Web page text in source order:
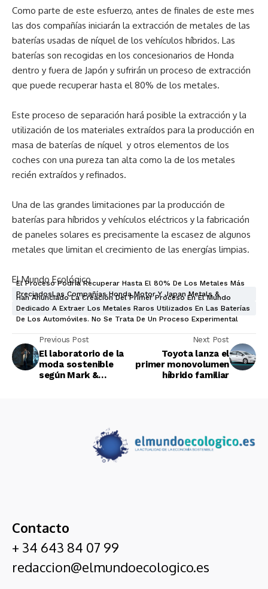
Como parte de este esfuerzo, antes de finales de este mes
las dos compañías iniciarán la extracción de metales de las
baterías usadas de níquel de los vehículos híbridos. Las
baterías son recogidas en los concesionarios de Honda
dentro y fuera de Japón y sufrirán un proceso de extracción
que puede recuperar hasta el 80% de los metales.
Este proceso de separación hará posible la extracción y la
utilización de los materiales extraídos para la producción en
masa de baterías de níquel y otros elementos de los
coches con una pureza tan alta como la de los metales
recién extraídos y refinados.
Una de las grandes limitaciones par la producción de
baterías para híbridos y vehículos eléctricos y la fabricación
de paneles solares es precisamente la escasez de algunos
metales que limitan el crecimiento de las energías limpias.
El Mundo Ecológico
El Proceso Podría Recuperar Hasta El 80% De Los Metales Más
PreciadosLas Compañías Honda Motor Y Japan Metals &
Chemicals
Han Anunciado La Creación Del Primer Proceso En El Mundo
Dedicado A Extraer Los Metales Raros Utilizados En Las Baterías
De Los Automóviles. No Se Trata De Un Proceso Experimental
Previous Post
El laboratorio de la
moda sostenible
según Mark &
Next Post
Toyota lanza el
primer monovolumen
híbrido familiar
Contacto
+ 34 643 84 07 99
redaccion@elmundoecologico.es